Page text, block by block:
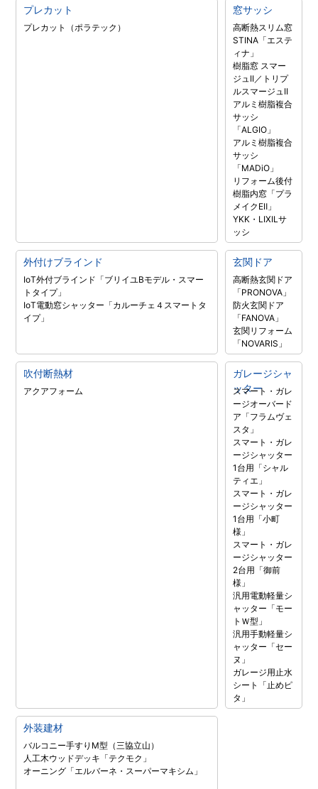
プレカット
プレカット（ポラテック）
窓サッシ
高断熱スリム窓
STINA「エステ
ィナ」
樹脂窓 スマー
ジュII／トリプ
ルスマージュII
アルミ樹脂複合
サッシ
「ALGIO」
アルミ樹脂複合
サッシ
「MADiO」
リフォーム後付
樹脂内窓「プラ
メイクEⅡ」
YKK・LIXILサ
ッシ
外付けブラインド
IoT外付ブラインド「ブリイユBモデル・スマー
トタイプ」
IoT電動窓シャッター「カルーチェ４スマートタ
イプ」
玄関ドア
高断熱玄関ドア
「PRONOVA」
防火玄関ドア
「FANOVA」
玄関リフォーム
「NOVARIS」
吹付断熱材
アクアフォーム
ガレージシャ
ッター
スマート・ガレ
ージオーバード
ア「フラムヴェ
スタ」
スマート・ガレ
ージシャッター
1台用「シャル
ティエ」
スマート・ガレ
ージシャッター
1台用「小町
様」
スマート・ガレ
ージシャッター
2台用「御前
様」
汎用電動軽量シ
ャッター「モー
トＷ型」
汎用手動軽量シ
ャッター「セー
ヌ」
ガレージ用止水
シート「止めピ
タ」
外装建材
バルコニー手すりM型（三協立山）
人工木ウッドデッキ「テクモク」
オーニング「エルバーネ・スーパーマキシム」